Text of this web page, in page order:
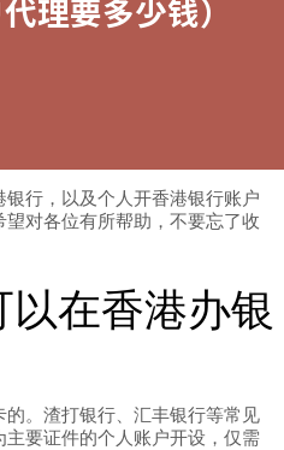
行，以及个人开香港银行账户
对各位有所帮助，不要忘了收
在香港办银
。渣打银行、汇丰银行等常见
要证件的个人账户开设，仅需